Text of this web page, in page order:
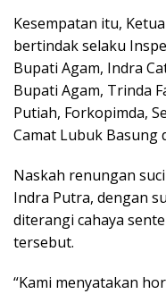
Kesempatan itu,
bertindak selaku
Bupati Agam, Indra
Bupati Agam, Trinda
Putiah, Forkopimda,
Camat Lubuk Basung
Naskah renungan
Indra Putra, dengan
diterangi cahaya
tersebut.
“Kami menyatakan